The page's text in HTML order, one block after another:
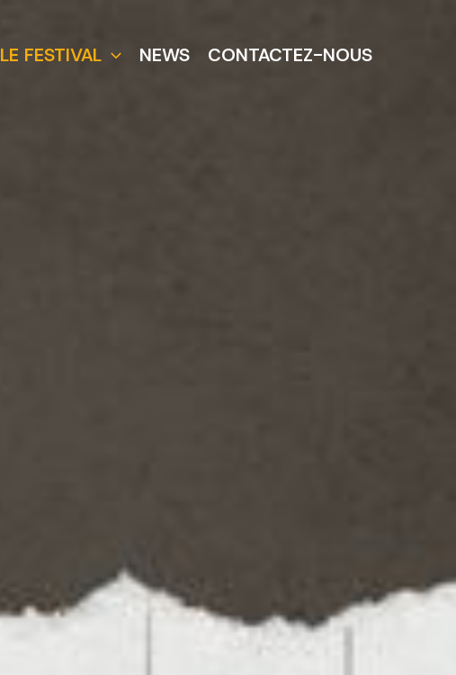
LE FESTIVAL NEWS CONTACTEZ-NOUS